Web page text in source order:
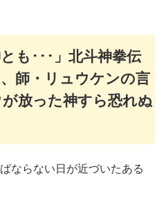
も･･･」北斗神拳伝
師・リュウケンの言
放った神すら恐れぬ
ならない日が近づいたある